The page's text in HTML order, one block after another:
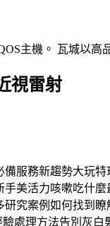
主機。 瓦城以
視雷射
備服務新趨勢大玩特
手美活力咳嗽吃什麼
研究案例如何找到
處理方法告別灰白